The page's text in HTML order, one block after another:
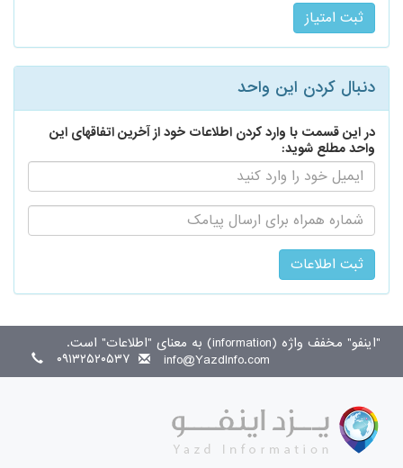
دنبال کردن این واحد
در این قسمت با وارد کردن اطلاعات خود از آخرین اتفاقهای این
واحد مطلع شوید:
ایمیل:
اطلاع
رسانی
طریق
پیامک:
"اینفو" مخفف واژه (information) به معنای "اطلاعات" است.
۰۹۱۳۲۵۲۰۵۳۷
info@YazdInfo.com